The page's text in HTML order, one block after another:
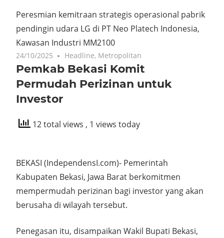
Peresmian kemitraan strategis operasional pabrik
pendingin udara LG di PT Neo Platech Indonesia,
Kawasan Industri MM2100
24/10/2025 Headline, Metropolitan
Pemkab Bekasi Komit
Permudah Perizinan untuk
Investor
12 total views , 1 views today
BEKASI (IndependensI.com)- Pemerintah
Kabupaten Bekasi, Jawa Barat berkomitmen
mempermudah perizinan bagi investor yang akan
berusaha di wilayah tersebut.
Penegasan itu, disampaikan Wakil Bupati Bekasi,